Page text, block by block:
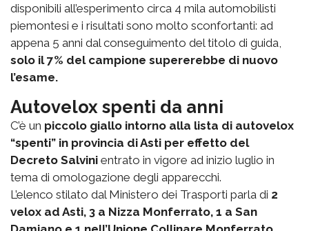
disponibili all’esperimento circa 4 mila automobilisti
piemontesi e i risultati sono molto sconfortanti: ad
appena 5 anni dal conseguimento del titolo di guida,
solo il 7% del campione supererebbe di nuovo
l’esame.
Autovelox spenti da anni
C’è un piccolo giallo intorno alla lista di autovelox
“spenti” in provincia di Asti per effetto del
Decreto Salvini entrato in vigore ad inizio luglio in
tema di omologazione degli apparecchi.
L’elenco stilato dal Ministero dei Trasporti parla di 2
velox ad Asti, 3 a Nizza Monferrato, 1 a San